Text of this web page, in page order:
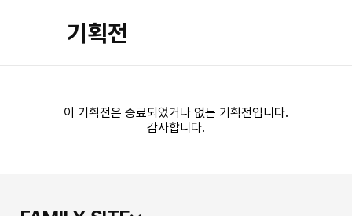
기획전
이 기획전은 종료되었거나 없는 기획전입니다.
감사합니다.